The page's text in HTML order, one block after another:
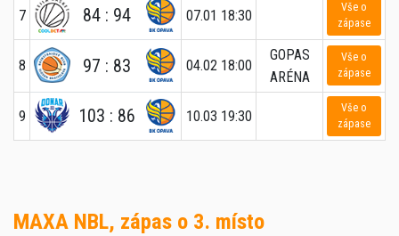
7 84 : 94 07.01 18:30
Vše o
zápase
8 97 : 83 04.02 18:00
GOPAS
ARÉNA
Vše o
zápase
9 103 : 86 10.03 19:30
Vše o
zápase
MAXA NBL, zápas o 3. místo